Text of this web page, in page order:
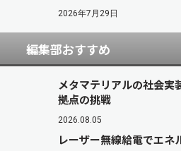
2026年7月29日
編集部おすすめ
メタマテリアルの社会
拠点の挑戦
2026.08.05
レーザー無線給電でエネ